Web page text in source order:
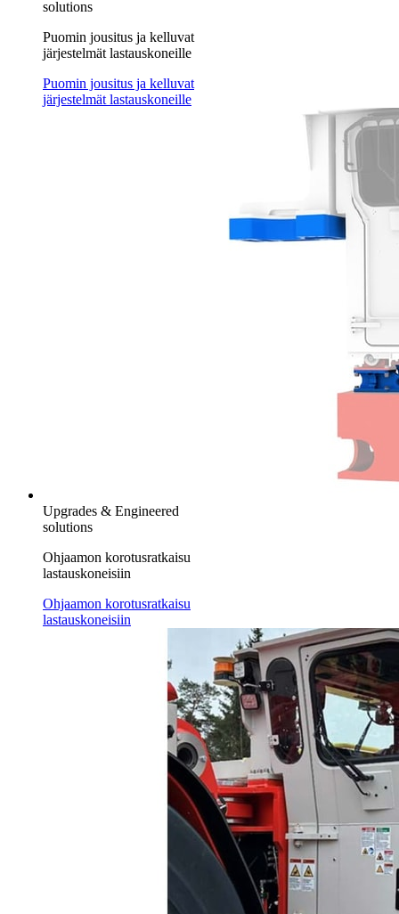
solutions
Puomin jousitus ja kelluvat
järjestelmät lastauskoneille
Puomin jousitus ja kelluvat
järjestelmät lastauskoneille
Upgrades & Engineered
solutions
Ohjaamon korotusratkaisu
lastauskoneisiin
Ohjaamon korotusratkaisu
lastauskoneisiin